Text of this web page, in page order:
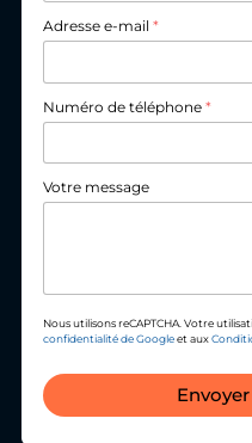
Adresse e-mail *
Numéro de téléphone *
Votre message
Nous utilisons reCAPTCHA. Votre
confidentialité de Googleet aux